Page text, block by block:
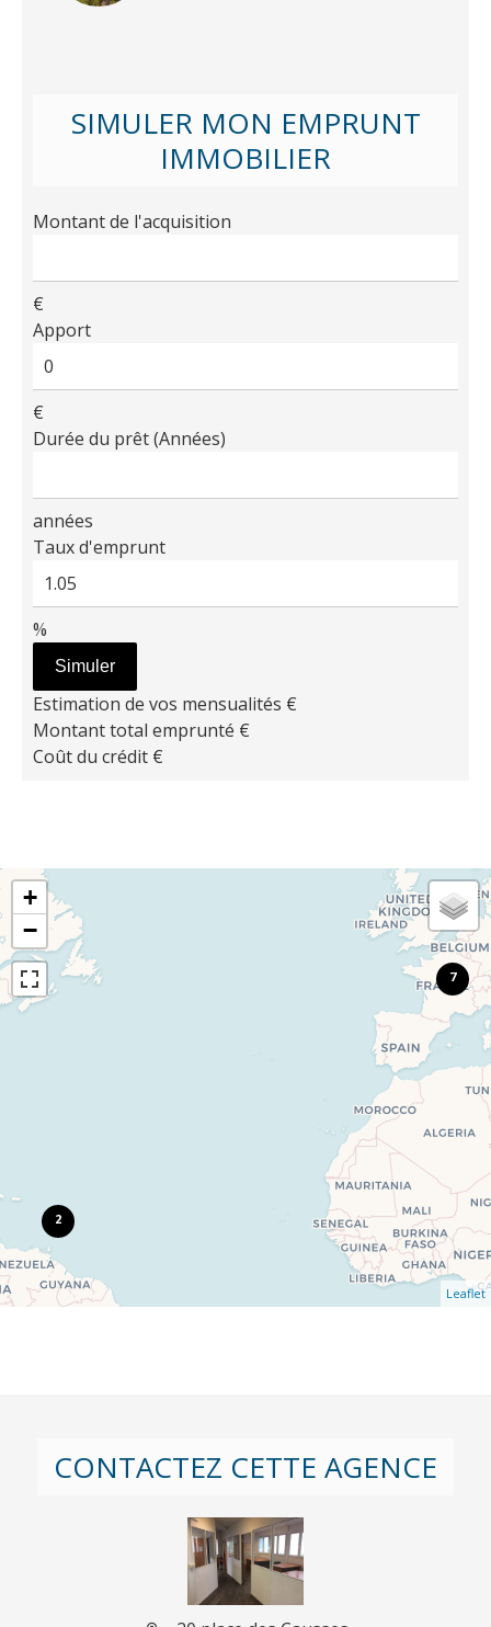
SIMULER MON EMPRUNT
IMMOBILIER
Montant de l'acquisition
€
Apport
€
Durée du prêt (Années)
années
Taux d'emprunt
%
Simuler
Estimation de vos mensualités €
Montant total emprunté €
Coût du crédit €
2
7
+
−
Leaflet
CONTACTEZ CETTE AGENCE